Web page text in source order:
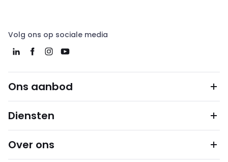
Volg ons op sociale media
Ons aanbod
Diensten
Over ons